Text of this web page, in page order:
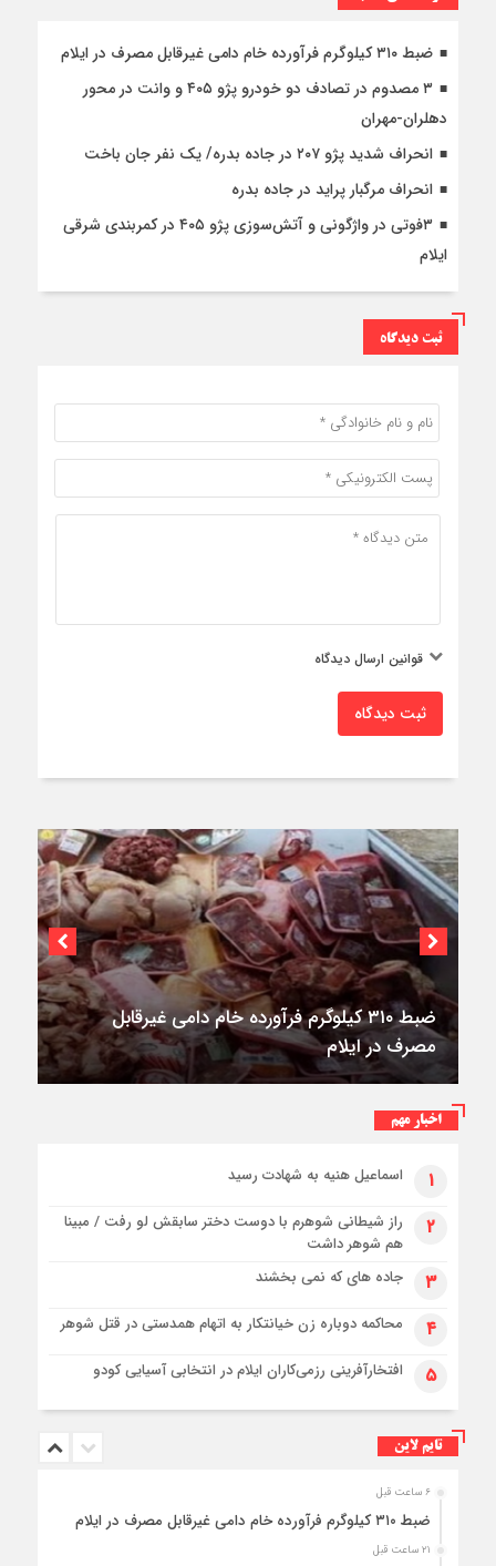
ضبط ۳۱۰ کیلوگرم فرآورده خام دامی غیرقابل مصرف در ایلام
۳ مصدوم در تصادف دو خودرو پژو ۴۰۵ و وانت در محور
دهلران-مهران
انحراف شدید پژو ۲۰۷ در جاده بدره/ یک نفر جان باخت
انحراف مرگبار پراید در جاده بدره
۳فوتی در واژگونی و آتش‌سوزی پژو ۴۰۵ در کمربندی شرقی
ایلام
ثبت دیدگاه
قوانین ارسال دیدگاه
ثبت دیدگاه
ضبط ۳۱۰ کیلوگرم فرآورده خام دامی غیرقابل
مصرف در ایلام
اخبار مهم
۱ اسماعیل هنیه به شهادت رسید
۲
راز شیطانی شوهرم با دوست دختر سابقش لو رفت / مبینا
هم شوهر داشت
۳ جاده های که نمی بخشند
۴ محاکمه دوباره زن خیانتکار به اتهام همدستی در قتل شوهر
۵ افتخارآفرینی رزمی‌کاران ایلام در انتخابی آسیایی کودو
تایم لاین
۶ ساعت قبل
ضبط ۳۱۰ کیلوگرم فرآورده خام دامی غیرقابل مصرف در ایلام
۲۱ ساعت قبل